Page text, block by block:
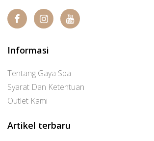
Informasi
Tentang Gaya Spa
Syarat Dan Ketentuan
Outlet Kami
Artikel terbaru